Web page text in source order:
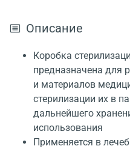
Описание
Коробка
предназначена для
и материалов
стерилизации их в
дальнейшего
использования
Применяется в